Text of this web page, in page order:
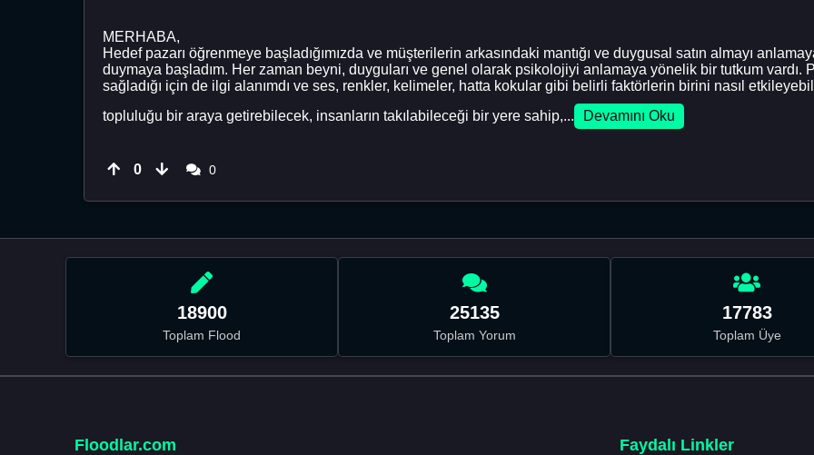
MERHABA,
Hedef pazarı öğrenmeye başladığımızda ve müşterilerin arkasındaki mantığı ve duygusal satın almayı
duymaya başladım. Her zaman beyni, duyguları ve genel olarak psikolojiyi anlamaya yönelik bir tutkum vardı.
sağladığı için de ilgi alanımdı ve ses, renkler, kelimeler, hatta kokular gibi belirli faktörlerin birini nasıl
topluluğu bir araya getirebilecek, insanların takılabileceği bir yere sahip,...
Devamını Oku
0 0
18900
Toplam Flood
25135
Toplam Yorum
17783
Toplam Üye
Floodlar.com Faydalı Linkler